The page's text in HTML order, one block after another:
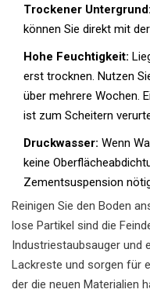
Trockener Untergrund:
können Sie direkt mit
Hohe Feuchtigkeit:
erst trocknen. Nutzen
über mehrere Wochen.
ist zum Scheitern
Druckwasser: Wenn
keine
Zementsuspension
Reinigen Sie den Boden
lose Partikel sind die
Industriestaubsauger und
Lackreste und sorgen für
der die neuen Materialien